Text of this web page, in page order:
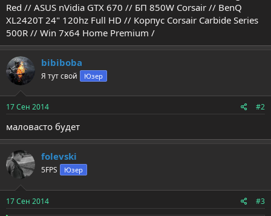
Red // ASUS nVidia GTX 670 // БП 850W Corsair // BenQ
XL2420T 24" 120hz Full HD // Корпус Corsair Carbide Series
500R // Win 7x64 Home Premium /
bibiboba
Я тут свой Юзер
17 Сен 2014 #2
маловасто будет
folevski
5FPS Юзер
17 Сен 2014 #3